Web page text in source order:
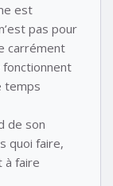
est
pas pour
carrément
temps
de son
quoi faire,
à faire